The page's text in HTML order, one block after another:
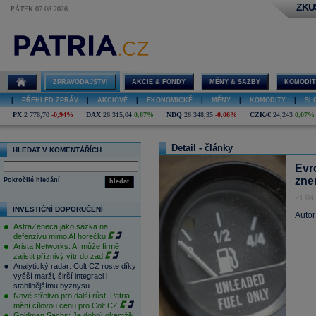
PÁTEK 07.08.2026
ZPRAVODAJSTVÍ AKCIE & FONDY MĚNY & SAZBY
PŘEHLED ZPRÁV AKCIOVÉ EKONOMICKÉ MĚNY KOMODITY
PX 2 778,70 -0,94% DAX 26 315,04 0,67% NDQ 26 348,35 -0,06% CZK/€ 24,243 0,07%
HLEDAT V KOMENTÁŘÍCH
hledat
Pokročilé hledání
INVESTIČNÍ DOPORUČENÍ
AstraZeneca jako sázka na
defenzivu mimo AI horečku
Arista Networks: AI může firmě
zajistit příznivý vítr do zad
Analytický radar: Colt CZ roste díky
vyšší marži, širší integraci i
stabilnějšímu byznysu
Nové střelivo pro další růst. Patria
mění cílovou cenu pro Colt CZ
Detail - články